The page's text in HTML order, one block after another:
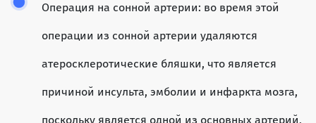
Операция на сонной артерии: во время этой
операции из сонной артерии удаляются
атеросклеротические бляшки, что является
причиной инсульта, эмболии и инфаркта мозга,
поскольку является одной из основных артерий,